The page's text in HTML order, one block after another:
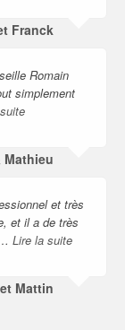
Franck
Romain
simplement
Mathieu
et très
et il a de très
Lire la suite
Mattin